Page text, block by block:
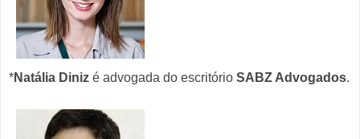
*Natália Diniz é advogada do escritório SABZ Advogados.